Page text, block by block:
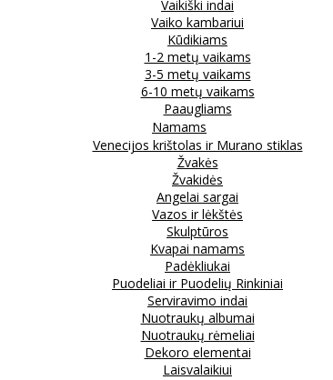
Vaikiški indai
Vaiko kambariui
Kūdikiams
1-2 metų vaikams
3-5 metų vaikams
6-10 metų vaikams
Paaugliams
Namams
Venecijos krištolas ir Murano stiklas
Žvakės
Žvakidės
Angelai sargai
Vazos ir lėkštės
Skulptūros
Kvapai namams
Padėkliukai
Puodeliai ir Puodelių Rinkiniai
Serviravimo indai
Nuotraukų albumai
Nuotraukų rėmeliai
Dekoro elementai
Laisvalaikiui